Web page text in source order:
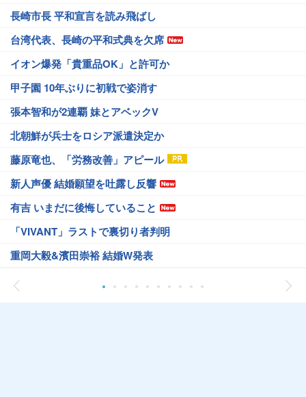
長崎市長 平和宣言を読み飛ばし
台湾代表、長崎の平和式典を欠席
イオン爆発「貴重品OK」と許可か
甲子園 10年ぶりに初戦で姿消す
張本智和が2連覇 妹とアベックV
北朝鮮が兵士をロシア派遣決定か
藤原竜也、「労務改善」アピール
新人声優 結婚願望を吐露し反響
有吉 いまだに後悔していること
「VIVANT」ラストで裏切り者判明
重岡大毅&濱田崇裕 結婚W発表